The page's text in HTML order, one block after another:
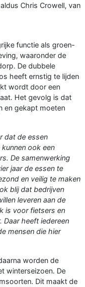
Chris Crowell, van
functie als groen-
waaronder de
De dubbele
heeft ernstig te lijden
wordt door een
Het gevolg is dat
en gekapt moeten
dat de essen
ook een
De samenwerking
jaar de essen te
en veilig te maken
blij dat bedrijven
leveren aan de
is voor fietsers en
Daar heeft iedereen
mensen die hier
worden de
winterseizoen. De
Dit maakt de